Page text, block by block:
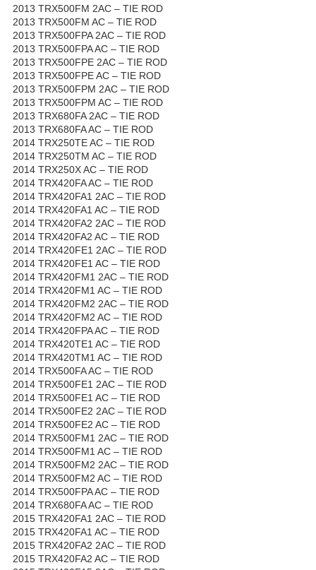
2013 TRX500FM 2AC – TIE ROD
2013 TRX500FM AC – TIE ROD
2013 TRX500FPA 2AC – TIE ROD
2013 TRX500FPA AC – TIE ROD
2013 TRX500FPE 2AC – TIE ROD
2013 TRX500FPE AC – TIE ROD
2013 TRX500FPM 2AC – TIE ROD
2013 TRX500FPM AC – TIE ROD
2013 TRX680FA 2AC – TIE ROD
2013 TRX680FA AC – TIE ROD
2014 TRX250TE AC – TIE ROD
2014 TRX250TM AC – TIE ROD
2014 TRX250X AC – TIE ROD
2014 TRX420FA AC – TIE ROD
2014 TRX420FA1 2AC – TIE ROD
2014 TRX420FA1 AC – TIE ROD
2014 TRX420FA2 2AC – TIE ROD
2014 TRX420FA2 AC – TIE ROD
2014 TRX420FE1 2AC – TIE ROD
2014 TRX420FE1 AC – TIE ROD
2014 TRX420FM1 2AC – TIE ROD
2014 TRX420FM1 AC – TIE ROD
2014 TRX420FM2 2AC – TIE ROD
2014 TRX420FM2 AC – TIE ROD
2014 TRX420FPA AC – TIE ROD
2014 TRX420TE1 AC – TIE ROD
2014 TRX420TM1 AC – TIE ROD
2014 TRX500FA AC – TIE ROD
2014 TRX500FE1 2AC – TIE ROD
2014 TRX500FE1 AC – TIE ROD
2014 TRX500FE2 2AC – TIE ROD
2014 TRX500FE2 AC – TIE ROD
2014 TRX500FM1 2AC – TIE ROD
2014 TRX500FM1 AC – TIE ROD
2014 TRX500FM2 2AC – TIE ROD
2014 TRX500FM2 AC – TIE ROD
2014 TRX500FPA AC – TIE ROD
2014 TRX680FA AC – TIE ROD
2015 TRX420FA1 2AC – TIE ROD
2015 TRX420FA1 AC – TIE ROD
2015 TRX420FA2 2AC – TIE ROD
2015 TRX420FA2 AC – TIE ROD